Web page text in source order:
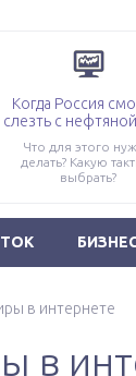
Когда Россия
слезть с
Что для этого
делать? Какую
выбрать?
в интернете
в